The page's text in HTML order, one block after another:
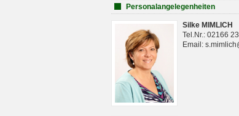
Personalangelegenheiten
Silke MIMLICH
Tel.Nr.: 02166
Email: